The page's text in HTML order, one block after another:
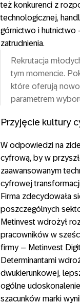
też konkurenci z
technologicznej,
górnictwo i hutnictwo
zatrudnienia.
Rekrutacja
tym momencie.
które oferują
parametrem
Przyjęcie kultury
W odpowiedzi na
cyfrową, by w
zaawansowanym
cyfrowej
Firma zdecydowała
poszczególnych
Metinvest wdrożył
pracowników w
firmy – Metinvest
Determinantami
dwukierunkowej,
ogólne
szacunków marki